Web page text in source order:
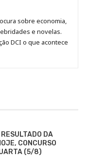
sobre economia,
e novelas.
DCI o que acontece
DA
CONCURSO
(5/8)